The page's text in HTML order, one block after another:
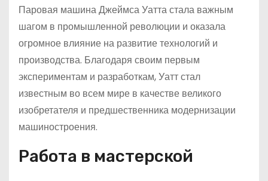
Паровая машина Джеймса Уатта стала важным
шагом в промышленной революции и оказала
огромное влияние на развитие технологий и
производства. Благодаря своим первым
экспериментам и разработкам, Уатт стал
известным во всем мире в качестве великого
изобретателя и предшественника модернизации
машиностроения.
Работа в мастерской